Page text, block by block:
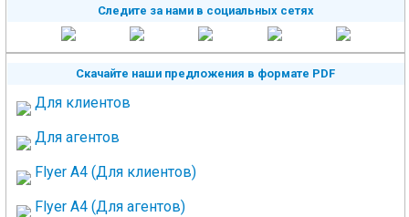
Следите за нами в социальных сетях
Скачайте наши предложения в формате PDF
Для клиентов
Для агентов
Flyer A4 (Для клиентов)
Flyer A4 (Для агентов)